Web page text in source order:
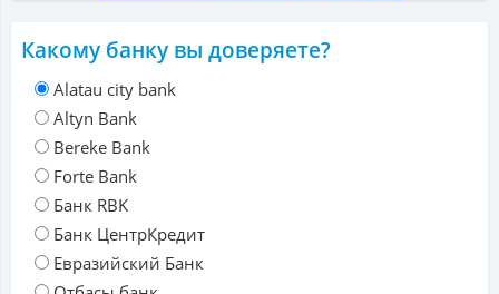
Какому банку вы доверяете?
Alatau city bank
Altyn Bank
Bereke Bank
Forte Bank
Банк RBK
Банк ЦентрКредит
Евразийский Банк